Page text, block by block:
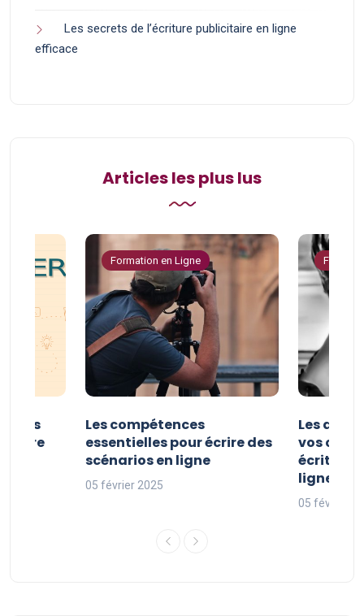
Les secrets de l’écriture publicitaire en ligne
efficace
Articles les plus lus
vos
Formation en Ligne
Les compétences
essentielles pour écrire des
scénarios en ligne
05 février 2025
Les
vos
écriture
ligne
05 février